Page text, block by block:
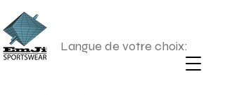
Langue de votre choix: